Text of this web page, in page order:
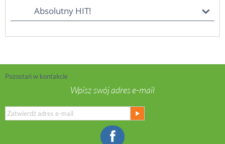
Absolutny HIT!
Pozostań w kontakcie
Wpisz swój adres e-mail